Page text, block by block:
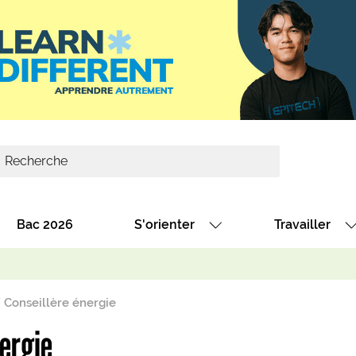
Bac 2026 S'orienter Travailler
énergie